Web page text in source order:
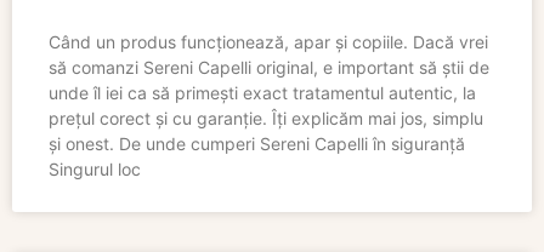
Când un produs funcționează, apar și copiile. Dacă vrei
să comanzi Sereni Capelli original, e important să știi de
unde îl iei ca să primești exact tratamentul autentic, la
prețul corect și cu garanție. Îți explicăm mai jos, simplu
și onest. De unde cumperi Sereni Capelli în siguranță
Singurul loc